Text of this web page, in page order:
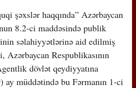
şəxslər haqqında” Azərbaycan
8.2-ci maddəsində publik
səlahiyyətlərinə aid edilmiş
Respublikasının
dövlət qeydiyyatına
ay müddətində bu Fərmanın 1-ci